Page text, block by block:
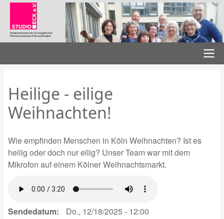
Direkt
Inhalt
Radiowerkstatt des Evangelischen
Kirchenverbands Köln und Region
Heilige - eilige
Weihnachten!
Wie empfinden Menschen in Köln Weihnachten? Ist es
heilig oder doch nur eilig? Unser Team war mit dem
Mikrofon auf einem Kölner Weihnachtsmarkt.
Sendedatum Do., 12/18/2025 - 12:00